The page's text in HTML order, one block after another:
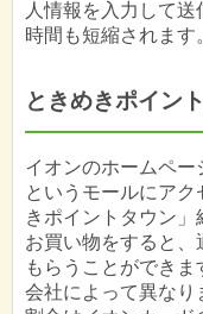
人情報を入力して
時間も短縮されます
ときめきポイン
イオンのホームペー
というモールにア
きポイントタウン
お買い物をすると
もらうことができ
会社によって異なり